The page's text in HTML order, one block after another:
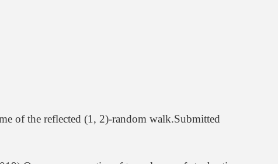
of the reflected (1, 2)-random walk.Submitted